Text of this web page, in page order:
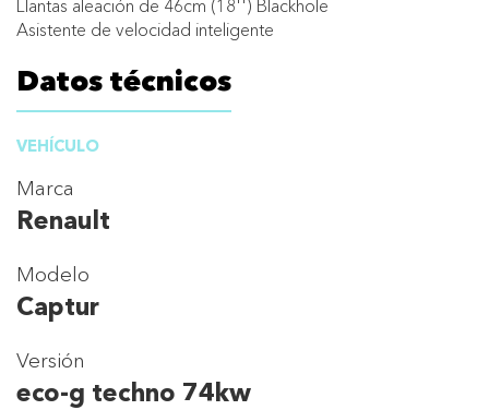
Llantas aleación de 46cm (18'') Blackhole
Asistente de velocidad inteligente
Datos técnicos
VEHÍCULO
Marca
Renault
Modelo
Captur
Versión
eco-g techno 74kw